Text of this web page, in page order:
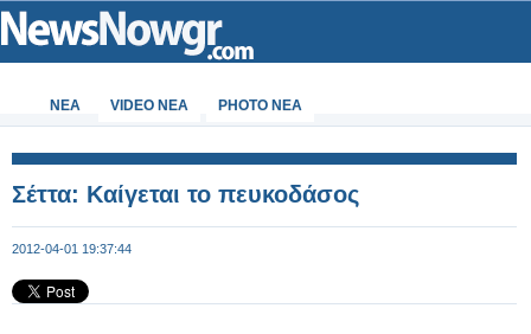
ΝΕΑ VIDEO NEA PHOTO NEA
Σέττα: Καίγεται το πευκοδάσος
2012-04-01 19:37:44